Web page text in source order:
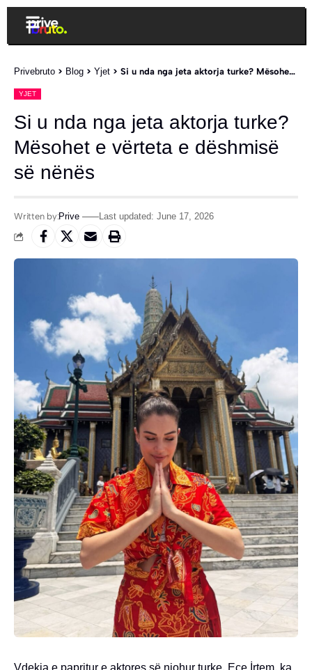
Privebruto > Blog > Yjet > Si u nda nga jeta aktorja turke? Mësohet e vërteta e dëshmisë së nënës
YJET
Si u nda nga jeta aktorja turke?
Mësohet e vërteta e dëshmisë
së nënës
Written by:Prive Last updated: June 17, 2026